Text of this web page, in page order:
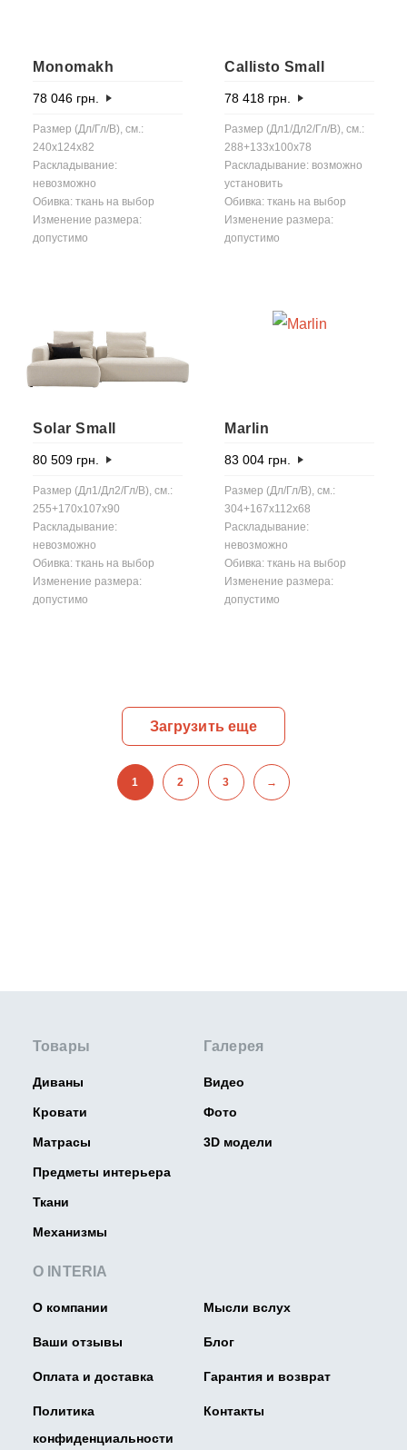
Monomakh
78 046 грн.
Размер (Дл/Гл/В), см.:
240x124x82
Раскладывание:
невозможно
Обивка: ткань на выбор
Изменение размера:
допустимо
Callisto Small
78 418 грн.
Размер (Дл1/Дл2/Гл/В), см.:
288+133x100x78
Раскладывание: возможно
установить
Обивка: ткань на выбор
Изменение размера:
допустимо
Solar Small
80 509 грн.
Размер (Дл1/Дл2/Гл/В), см.:
255+170x107x90
Раскладывание:
невозможно
Обивка: ткань на выбор
Изменение размера:
допустимо
Marlin
83 004 грн.
Размер (Дл/Гл/В), см.:
304+167x112x68
Раскладывание:
невозможно
Обивка: ткань на выбор
Изменение размера:
допустимо
Загрузить еще
1 2 3 →
Товары
Диваны
Кровати
Матрасы
Предметы интерьера
Ткани
Механизмы
О INTERIA
О компании Мысли вслух
Ваши отзывы Блог
Оплата и доставка Гарантия и возврат
Политика
конфиденциальности
Контакты
Галерея
Видео
Фото
3D модели